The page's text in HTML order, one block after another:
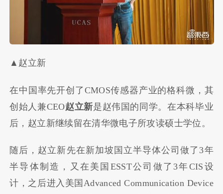
▲赵立新
在中国率先开创了CMOS传感器产业的格科微，其
创始人兼CEO赵立新是赵伟国的同学。在本科毕业
后，赵立新继续留在清华微电子所攻读硕士学位。
随后，赵立新先在新加坡国立半导体公司做了3年
半导体制造，又在美国ESST公司做了3年CIS设
计，之后进入美国Advanced Communication Device